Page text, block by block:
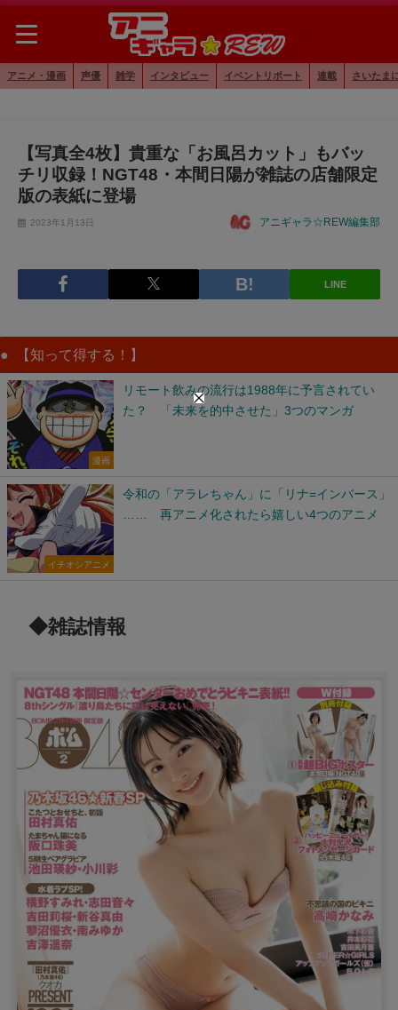
アニメ・漫画 声優 雑学 インタビュー イベントリポート 連載 さいたま
【写真全4枚】貴重な「お風呂カット」もバッ
チリ収録！NGT48・本間日陽が雑誌の店舗限定
版の表紙に登場
2023年1月13日 アニギャラ☆REW編集部
LINE
【知って得する！】
漫画
リモート飲みの流行は1988年に予言されてい
た？ 「未来を的中させた」3つのマンガ
イチオシアニメ
令和の「アラレちゃん」に「リナ=インバース」
…… 再アニメ化されたら嬉しい4つのアニメ
◆雑誌情報